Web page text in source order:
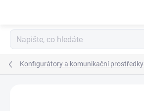
Konfigurátory a komunikační prostředky